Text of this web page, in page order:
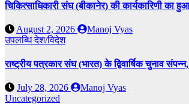
चिकित्साधिकारी संघ (बीकानेर) की कार्यकारिणी का
August 2, 2026
Manoj Vyas
उपलब्धिदेश/विदेश
राष्ट्रीय पत्रकार संघ (भारत) के द्विवार्षिक चुनाव
July 28, 2026
Manoj Vyas
Uncategorized